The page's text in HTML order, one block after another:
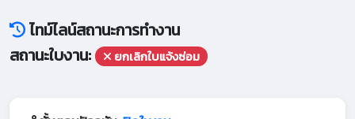
ไทม์ไลน์สถานะการทำงาน
สถานะใบงาน:
ยกเลิกใบแจ้งซ่อม